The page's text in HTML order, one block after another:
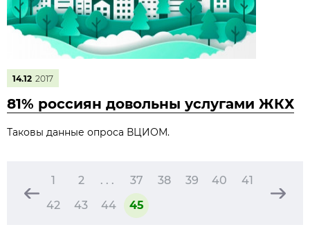
14.12 2017
81% россиян довольны услугами ЖКХ
Таковы данные опроса ВЦИОМ.
1 2 . . . 37 38 39 40
41
42
43 44 45